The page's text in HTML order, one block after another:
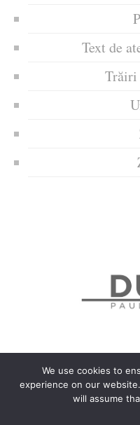
Text de
Trăiri
Politica de
We use cookies to
experience on our
will assume